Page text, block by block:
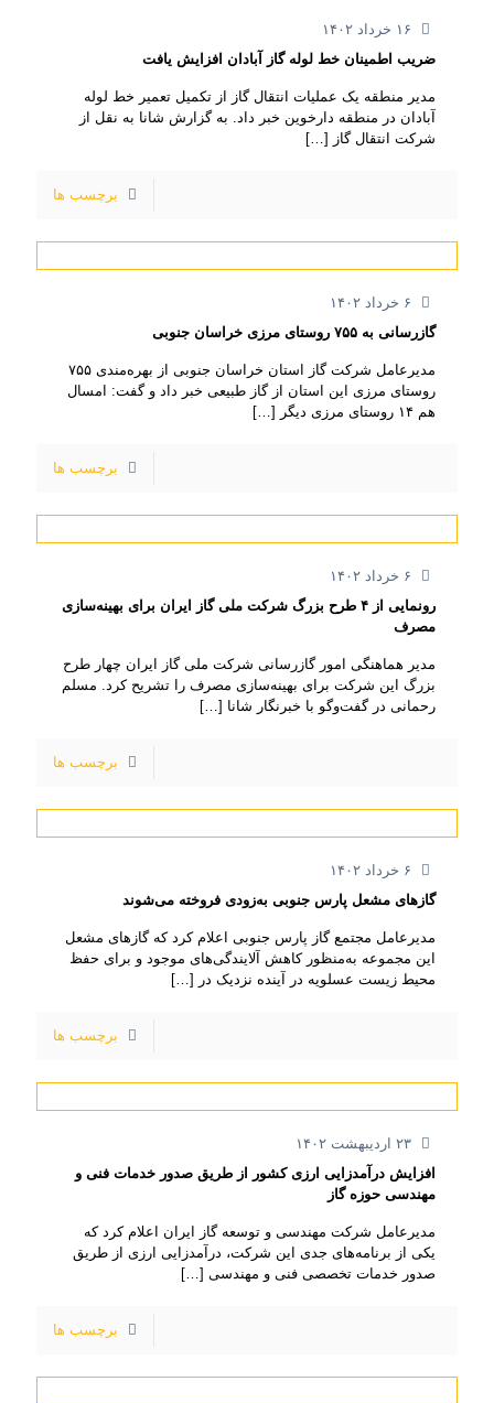
۱۶ خرداد ۱۴۰۲
ضریب اطمینان خط لوله گاز آبادان افزایش یافت
مدیر منطقه یک عملیات انتقال گاز از تکمیل تعمیر خط لوله
آبادان در منطقه دارخوین خبر داد. به گزارش شانا به نقل از
شرکت انتقال گاز
[…]
برچسب ها
۶ خرداد ۱۴۰۲
گازرسانی به ۷۵۵ روستای مرزی خراسان جنوبی
مدیرعامل شرکت گاز استان خراسان جنوبی از بهره‌مندی ۷۵۵
روستای مرزی این استان از گاز طبیعی خبر داد و گفت: امسال
هم ۱۴ روستای مرزی دیگر
[…]
برچسب ها
۶ خرداد ۱۴۰۲
رونمایی از ۴ طرح بزرگ شرکت ملی گاز ایران برای بهینه‌سازی
مصرف
مدیر هماهنگی امور گازرسانی شرکت ملی گاز ایران چهار طرح
بزرگ این شرکت برای بهینه‌سازی مصرف را تشریح کرد. مسلم
رحمانی در گفت‌وگو با خبرنگار شانا […]
برچسب ها
۶ خرداد ۱۴۰۲
گازهای مشعل پارس جنوبی به‌زودی فروخته می‌شوند
مدیرعامل مجتمع گاز پارس جنوبی اعلام کرد که گازهای مشعل
این مجموعه به‌منظور کاهش آلایندگی‌های موجود و برای حفظ
محیط زیست عسلویه در آینده نزدیک در
[…]
برچسب ها
۲۳ اردیبهشت ۱۴۰۲
افزایش درآمدزایی ارزی کشور از طریق صدور خدمات فنی و
مهندسی حوزه گاز
مدیرعامل شرکت مهندسی و توسعه گاز ایران اعلام کرد که
یکی از برنامه‌های جدی این شرکت، درآمدزایی ارزی از طریق
صدور خدمات تخصصی فنی و مهندسی […]
برچسب ها